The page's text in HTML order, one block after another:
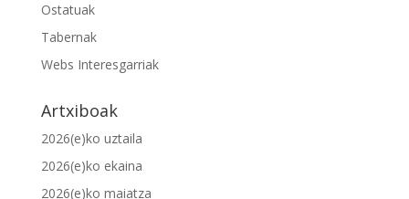
Ostatuak
Tabernak
Webs Interesgarriak
Artxiboak
2026(e)ko uztaila
2026(e)ko ekaina
2026(e)ko maiatza